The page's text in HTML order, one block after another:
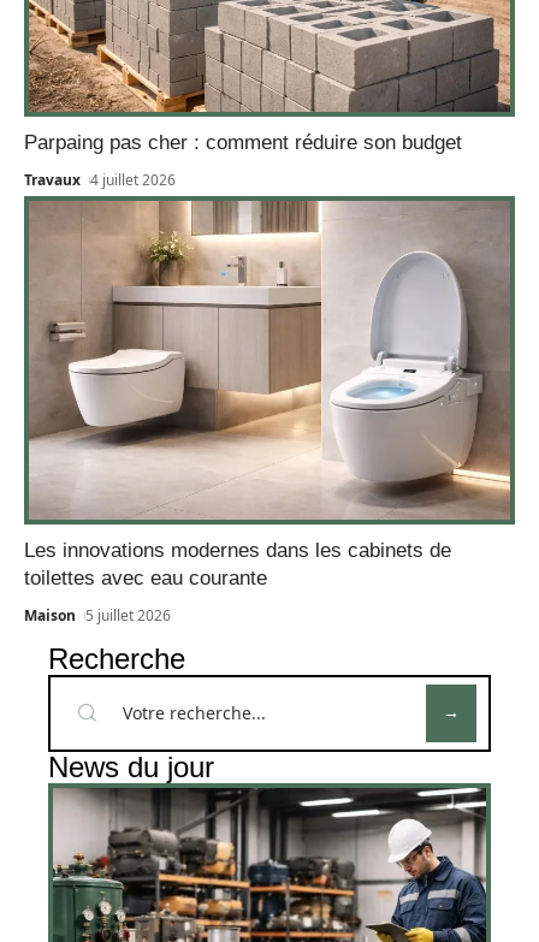
Parpaing pas cher : comment réduire son budget
Travaux 4 juillet 2026
Les innovations modernes dans les cabinets de
toilettes avec eau courante
Maison 5 juillet 2026
Recherche
News du jour